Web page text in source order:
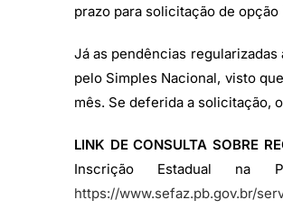
prazo para solicitação de opção
Já as pendências
pelo Simples Nacional, visto
mês. Se deferida a solicitação,
LINK DE CONSULTA SOBRE
Inscrição Estadual na
https://www.sefaz.pb.gov.br/